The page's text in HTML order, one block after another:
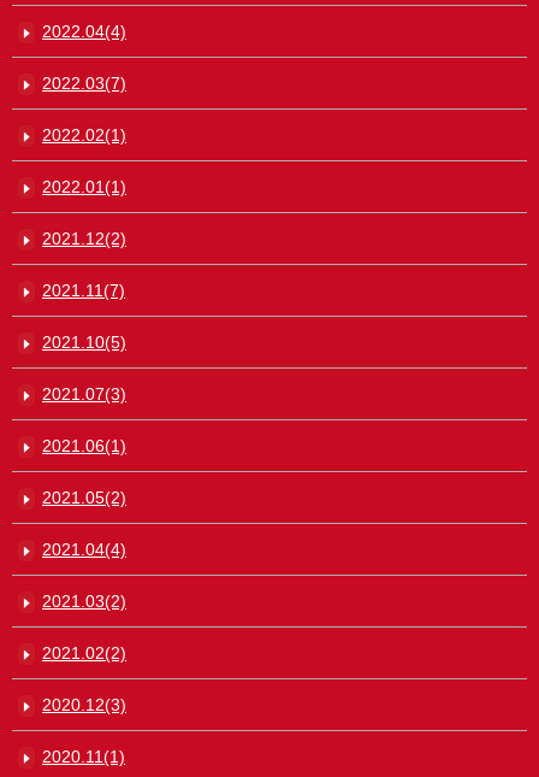
2022.04(4)
2022.03(7)
2022.02(1)
2022.01(1)
2021.12(2)
2021.11(7)
2021.10(5)
2021.07(3)
2021.06(1)
2021.05(2)
2021.04(4)
2021.03(2)
2021.02(2)
2020.12(3)
2020.11(1)